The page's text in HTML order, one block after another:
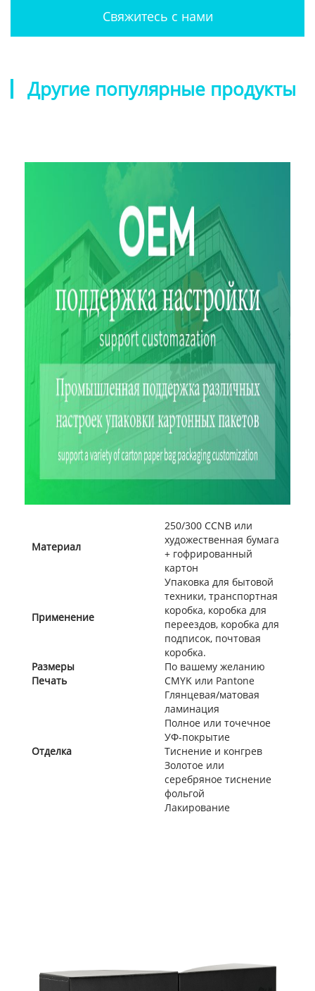
Свяжитесь с нами
Другие популярные продукты
Материал
250/300 CCNB или
художественная бумага
+ гофрированный
картон
Применение
Упаковка для бытовой
техники, транспортная
коробка, коробка для
переездов, коробка для
подписок, почтовая
коробка.
Размеры
По вашему желанию
Печать
CMYK или Pantone
Отделка
Глянцевая/матовая
ламинация
Полное или точечное
УФ-покрытие
Тиснение и конгрев
Золотое или
серебряное тиснение
фольгой
Лакирование